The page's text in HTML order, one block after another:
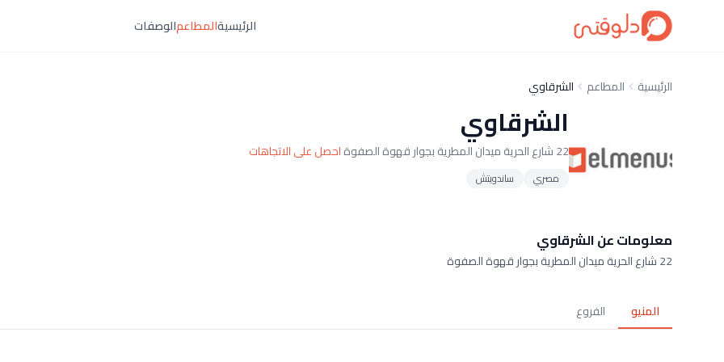
الرئيسيةالمطاعمالوصفات
الرئيسية المطاعم الشرقاوي
الشرقاوي
22 شارع الحرية ميدان المطرية بجوار قهوة الصفوة احصل على الاتجاهات
مصري ساندويتش
معلومات عن الشرقاوي
22 شارع الحرية ميدان المطرية بجوار قهوة الصفوة
المنيو الفروع